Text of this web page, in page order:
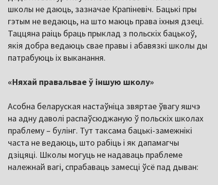
школы не даюць, зазначае Крапіневіч. Бацькі пры
гэтым не ведаюць, на што маюць права іхныя дзеці.
Таццяна раіць браць прыклад з польскіх бацькоў,
якія добра ведаюць свае правы і абавязкі школы ды
патрабуюць іх выканання.
«Няхай правальвае ў іншую школу»
Асобна беларуская настаўніца звяртае ўвагу яшчэ
на адну даволі распаўсюджаную ў польскіх школах
праблему – булінг. Тут таксама бацькі-замежнікі
часта не ведаюць, што рабіць і як дапамагчы
дзіцяці. Школы могуць не надаваць праблеме
належнай вагі, спрабаваць замесці ўсё пад дыван: